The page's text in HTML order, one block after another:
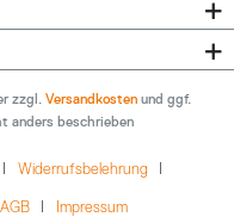
zzgl. Versandkosten und ggf.
anders beschrieben
Widerrufsbelehrung
AGB Impressum